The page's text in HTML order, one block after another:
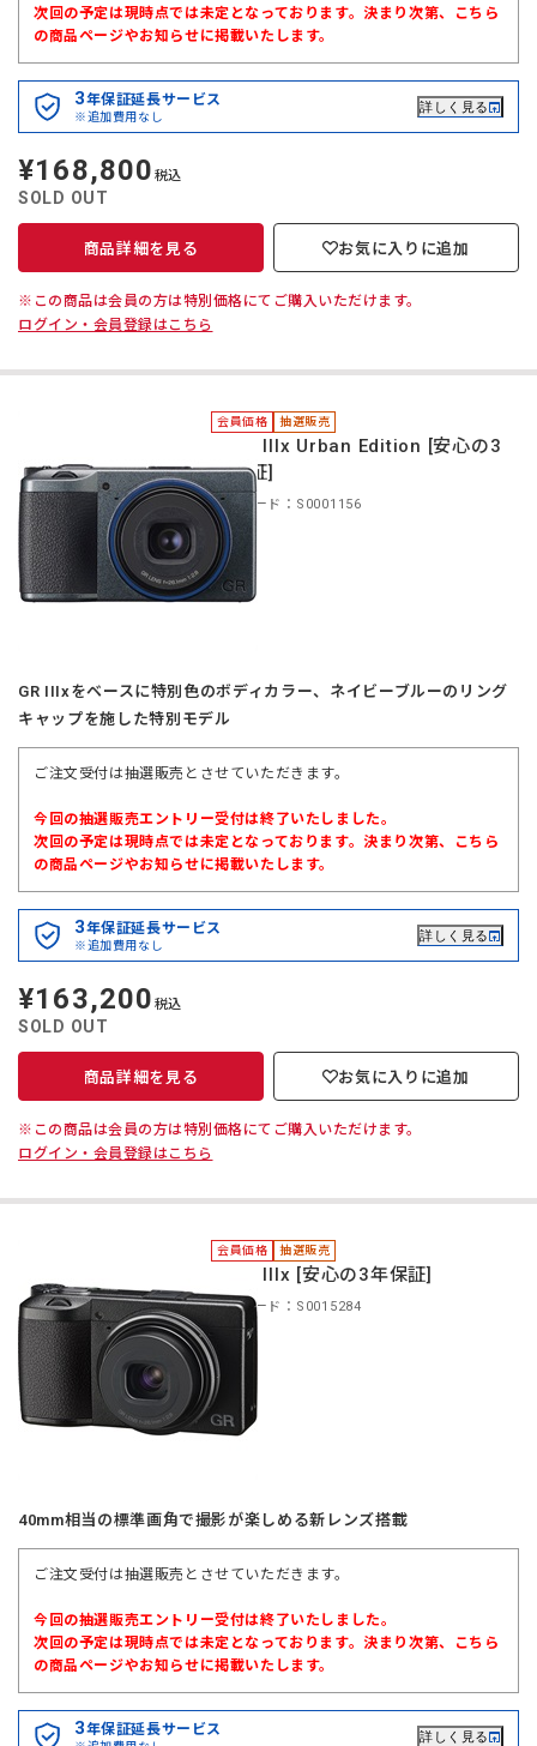
次回の予定は現時点では未定となっております。決まり次第、こちら
の商品ページやお知らせに掲載いたします。
3年保証延長サービス
※追加費用なし
詳しく見る
定
価
¥168,800 税込
SOLD OUT
商品詳細を見る お気に入りに追加
※この商品は会員の方は特別価格にてご購入いただけます。
ログイン・会員登録はこちら
会員価格 抽選販売
＊GR IIIx Urban Edition [安心の3
年保証]
商品コード：S0001156
GR IIIxをベースに特別色のボディカラー、ネイビーブルーのリング
キャップを施した特別モデル
ご注文受付は抽選販売とさせていただきます。
今回の抽選販売エントリー受付は終了いたしました。
次回の予定は現時点では未定となっております。決まり次第、こちら
の商品ページやお知らせに掲載いたします。
3年保証延長サービス
※追加費用なし
詳しく見る
定
価
¥163,200 税込
SOLD OUT
商品詳細を見る お気に入りに追加
※この商品は会員の方は特別価格にてご購入いただけます。
ログイン・会員登録はこちら
会員価格 抽選販売
＊GR IIIx [安心の3年保証]
商品コード：S0015284
40mm相当の標準画角で撮影が楽しめる新レンズ搭載
ご注文受付は抽選販売とさせていただきます。
今回の抽選販売エントリー受付は終了いたしました。
次回の予定は現時点では未定となっております。決まり次第、こちら
の商品ページやお知らせに掲載いたします。
3年保証延長サービス 詳しく見る